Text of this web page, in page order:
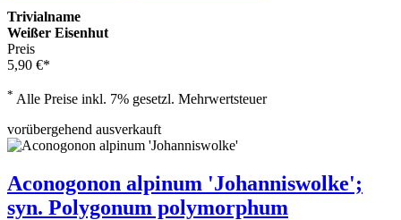
Trivialname
Weißer Eisenhut
Preis
5,90 €*
* Alle Preise inkl. 7% gesetzl. Mehrwertsteuer
vorübergehend ausverkauft
Aconogonon alpinum 'Johanniswolke';
syn. Polygonum polymorphum